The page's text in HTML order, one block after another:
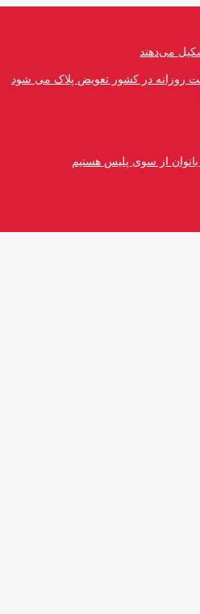
روزانه در کشور تعویض پلاک می شود
از سوی پلیس هستیم